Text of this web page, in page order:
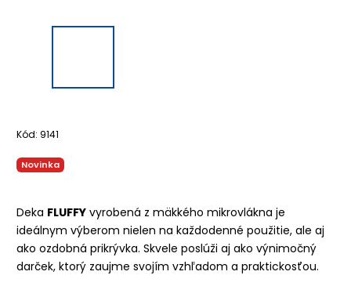
Kód: 9141
Novinka
Deka FLUFFY vyrobená z mäkkého mikrovlákna je
ideálnym výberom nielen na každodenné použitie, ale aj
ako ozdobná prikrývka. Skvele poslúži aj ako výnimočný
darček, ktorý zaujme svojím vzhľadom a praktickosťou.